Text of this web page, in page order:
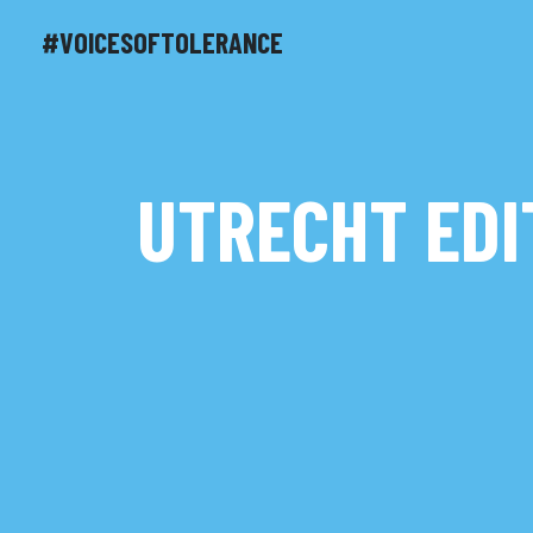
#VOICESOFTOLERANCE
UTRECHT